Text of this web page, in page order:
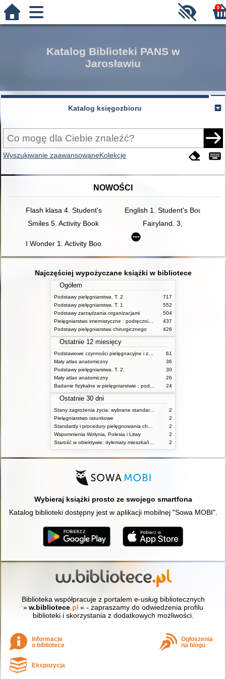
0
Katalog Biblioteki PANS w
Jarosławiu
Katalog księgozbioru
Wyszukiwanie zaawansowaneKolekcje
NOWOŚCI
Flash klasa 4. Student's Book
English 1. Student's Book
Smiles 5. Activity Book
Fairyland. 3,
I Wonder 1. Activity Book
Najczęściej wypożyczane książki w bibliotece
Ogółem
Podstawy pielęgniarstwa. T. 2
717
Podstawy pielęgniarstwa. T. 1
552
Podstawy zarządzania organizacjami
504
437
Podstawy pielęgniarstwa chirurgicznego
426
Ostatnie 12 miesięcy
61
Mały atlas anatomiczny
36
Podstawy pielęgniarstwa. T. 2,
30
Mały atlas anatomiczny
26
24
Ostatnie 30 dni
Stany zagrożenia życia: wybrane standardy opieki i procedury postępowania pielęgniarskiego
2
Pielęgniarstwo ratunkowe
2
2
Wspomnienia Wołynia, Polesia i Litwy
2
2
Wybieraj książki prosto ze swojego smartfona
Katalog biblioteki dostępny jest w aplikacji mobilnej "Sowa MOBI".
Biblioteka współpracuje z portalem e-usług bibliotecznych
» w.bibliotece.pl « - zapraszamy do odwiedzenia profilu
biblioteki i skorzystania z dodatkowych możliwości.
Informacje
o bibliotece
Ogłoszenia
na blogu
Ekspozycja